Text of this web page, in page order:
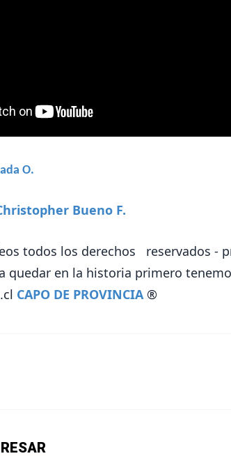
O.
Bueno F.
todos los derechos reservados -
quedar en la historia primero
CAPO DE PROVINCIA®